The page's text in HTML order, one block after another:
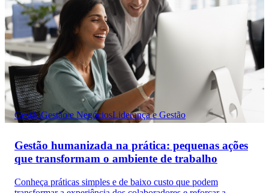
GestãoGestão e NegóciosLiderança e Gestão
Gestão humanizada na prática: pequenas ações
que transformam o ambiente de trabalho
Conheça práticas simples e de baixo custo que podem